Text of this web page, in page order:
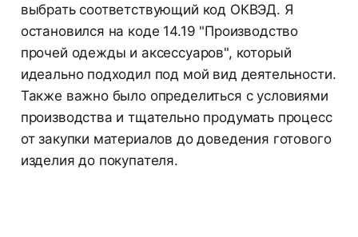
выбрать соответствующий код ОКВЭД. Я
остановился на коде 14.19 "Производство
прочей одежды и аксессуаров", который
идеально подходил под мой вид деятельности.
Также важно было определиться с условиями
производства и тщательно продумать процесс
от закупки материалов до доведения готового
изделия до покупателя.